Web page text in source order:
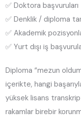
✅ Doktora başvuruları
✅ Denklik / diploma
✅ Akademik
✅ Yurt dışı iş
Diploma “mezun
içerikte, hangi
yüksek lisans
rakamlar birebir